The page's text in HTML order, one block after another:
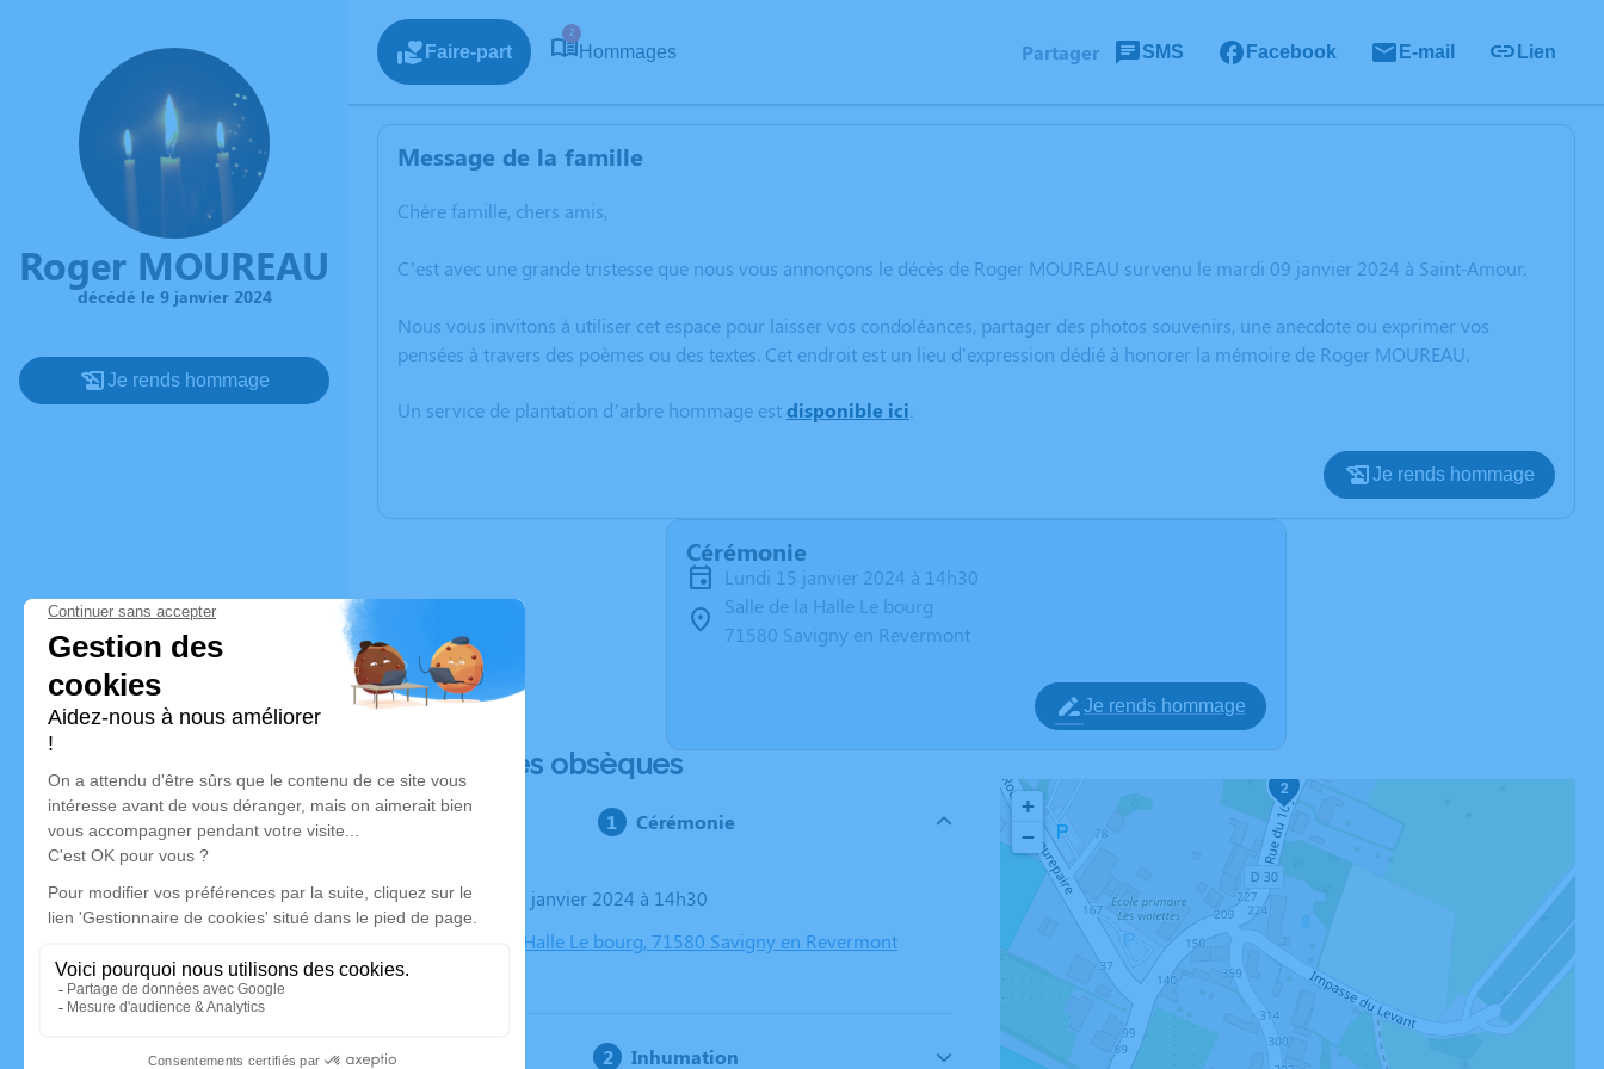
Roger MOUREAU
décédé le 9 janvier 2024
Je rends hommage
Faire-part
2
Hommages Partager SMS Facebook E-mail Lien
Message de la famille
Chère famille, chers amis,
C’est avec une grande tristesse que nous vous annonçons le décès de Roger MOUREAU survenu le mardi 09 janvier 2024 à Saint-Amour.
Nous vous invitons à utiliser cet espace pour laisser vos condoléances, partager des photos souvenirs, une anecdote ou exprimer vos
pensées à travers des poèmes ou des textes. Cet endroit est un lieu d'expression dédié à honorer la mémoire de Roger MOUREAU.
Un service de plantation d’arbre hommage estdisponible ici.
Je rends hommage
Cérémonie
lundi 15 janvier 2024 à 14h30
Salle de la Halle Le bourg
71580 Savigny en Revermont
Je rends hommage
Déroulé des obsèques
Cérémonie
Le lundi 15 janvier 2024 à 14h30
Salle de la Halle Le bourg, 71580 Savigny en Revermont
Inhumation
2
+
−